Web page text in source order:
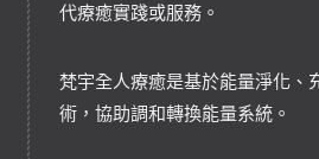
代療癒實踐或服務。
梵宇全人療癒是基於能量淨化、
術，協助調和轉換能量系統。